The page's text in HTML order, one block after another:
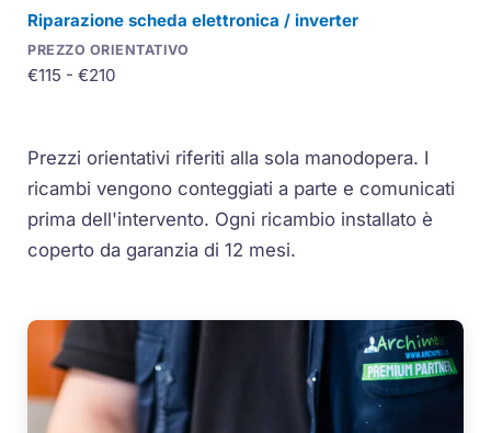
Riparazione scheda elettronica / inverter
€115 - €210
Prezzi orientativi riferiti alla sola manodopera. I
ricambi vengono conteggiati a parte e comunicati
prima dell'intervento. Ogni ricambio installato è
coperto da garanzia di 12 mesi.